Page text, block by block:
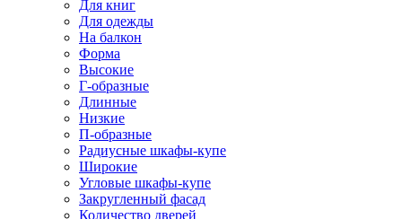
Для книг
Для одежды
На балкон
Форма
Высокие
Г-образные
Длинные
Низкие
П-образные
Радиусные шкафы-купе
Широкие
Угловые шкафы-купе
Закругленный фасад
Количество дверей